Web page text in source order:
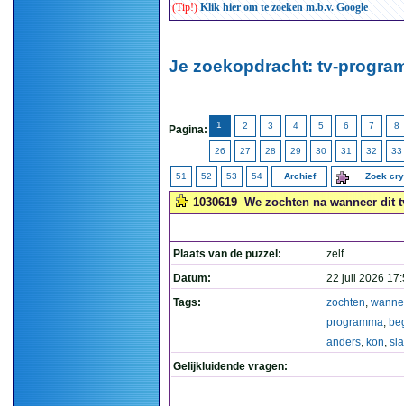
(Tip!) Klik hier om te zoeken m.b.v. Google
Je zoekopdracht: tv-
Pagina: 1 2 3 4 5 6 7 8
26 27 28 29 30 31 32 33
51 52 53 54 Archief Zoek
1030619 We zochten na wanneer dit
Plaats van de puzzel:
zelf
Datum:
22 juli 2026
Tags:
zochten,
programma,
anders, kon,
Gelijkluidende vragen: